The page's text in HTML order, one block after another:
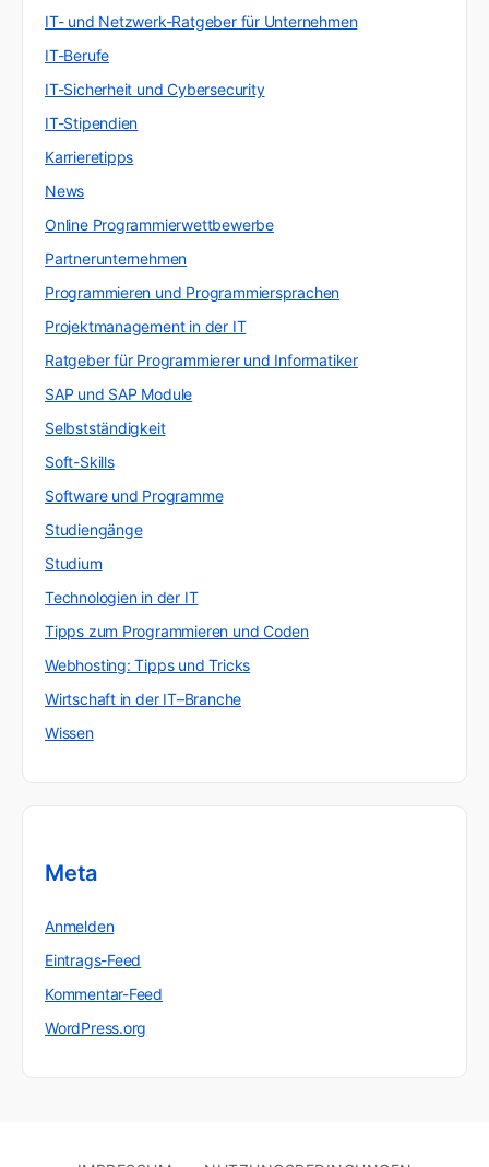
IT- und Netzwerk-Ratgeber für Unternehmen
IT-Berufe
IT-Sicherheit und Cybersecurity
IT-Stipendien
Karrieretipps
News
Online Programmierwettbewerbe
Partnerunternehmen
Programmieren und Programmiersprachen
Projektmanagement in der IT
Ratgeber für Programmierer und Informatiker
SAP und SAP Module
Selbstständigkeit
Soft-Skills
Software und Programme
Studiengänge
Studium
Technologien in der IT
Tipps zum Programmieren und Coden
Webhosting: Tipps und Tricks
Wirtschaft in der IT–Branche
Wissen
Meta
Anmelden
Eintrags-Feed
Kommentar-Feed
WordPress.org